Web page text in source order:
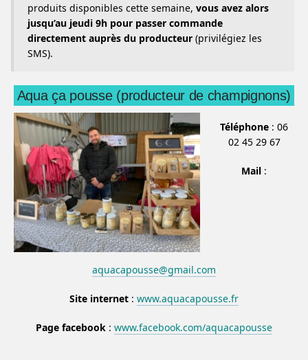
produits disponibles cette semaine, vous avez alors
jusqu’au jeudi 9h pour passer commande
directement auprès du producteur (privilégiez les
SMS).
Aqua ça pousse (producteur de champignons)
Téléphone : 06
02 45 29 67
Mail :
aquacapousse@gmail.com
Site internet : www.aquacapousse.fr
Page facebook : www.facebook.com/aquacapousse